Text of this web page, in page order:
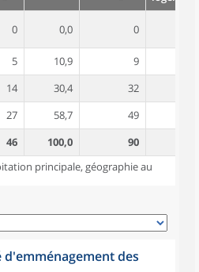
0 0,0 0
5 10,9 9
14 30,4 32
27 58,7 49
46 100,0 90
principale, géographie au
d'emménagement des